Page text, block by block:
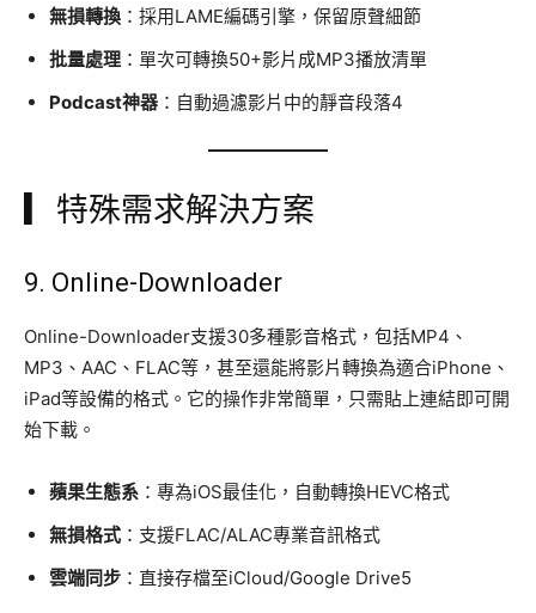
無損轉換 ：採用LAME編碼引擎，保留原聲細節
批量處理 ：單次可轉換50+影片成MP3播放清單
Podcast神器 ：自動過濾影片中的靜音段落4
▎特殊需求解決方案
9. Online-Downloader
Online-Downloader支援30多種影音格式，包括MP4、
MP3、AAC、FLAC等，甚至還能將影片轉換為適合iPhone、
iPad等設備的格式。它的操作非常簡單，只需貼上連結即可開
始下載。
蘋果生態系 ：專為iOS最佳化，自動轉換HEVC格式
無損格式 ：支援FLAC/ALAC專業音訊格式
雲端同步 ：直接存檔至iCloud/Google Drive5